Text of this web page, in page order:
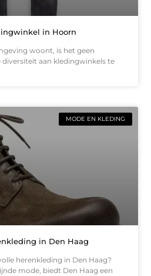
in Hoorn
woont, is het geen
aan kledingwinkels te
MODE EN KLEDING
in Den Haag
herenkleding in Den Haag?
mode, biedt Den Haag een